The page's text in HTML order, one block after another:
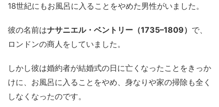
18世紀にもお風呂に入ることをやめた男性がいました。
彼の名前はナサニエル・ベントリー（1735–1809） で、
ロンドンの商人をしていました。
しかし彼は婚約者が結婚式の日に亡くなったことをきっか
けに、お風呂に入ることをやめ、身なりや家の掃除も全く
しなくなったのです。